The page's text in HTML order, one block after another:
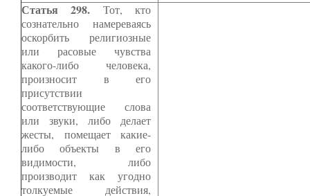
Статья 298. Тот, кто
сознательно намереваясь
оскорбить религиозные
или расовые чувства
какого-либо человека,
произносит в его
присутствии
соответствующие слова
или звуки, либо делает
жесты, помещает какие-
либо объекты в его
видимости, либо
производит как угодно
толкуемые действия,